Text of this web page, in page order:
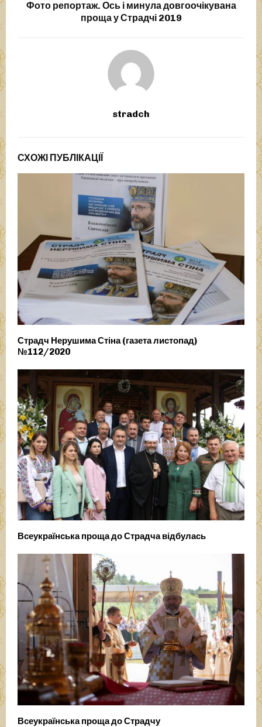
Фото репортаж. Ось і минула довгоочікувана
проща у Страдчі 2019
stradch
СХОЖІ ПУБЛІКАЦІЇ
Страдч Нерушима Стіна (газета листопад)
№112/2020
Всеукраїнська проща до Страдча відбулась
Всеукраїнська проща до Страдчу